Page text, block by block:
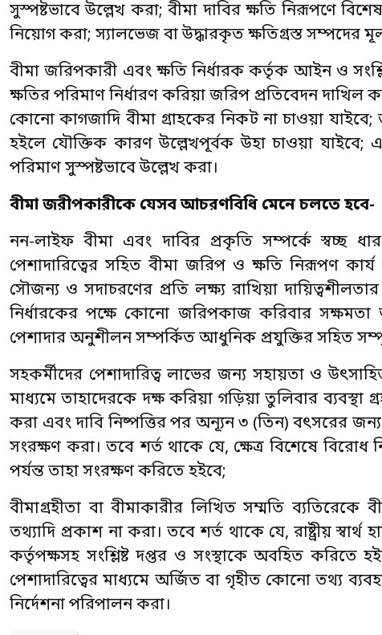
সুস্পষ্টভাবে উল্লেখ করা; বীমা দাবির ক্ষতি নিরূপণে
নিয়োগ করা; স্যালভেজ বা উদ্ধারকৃত ক্ষতিগ্রস্ত সম্পদের
বীমা জরিপকারী এবং ক্ষতি নির্ধারক কর্তৃক আইন ও
ক্ষতির পরিমাণ নির্ধারণ করিয়া জরিপ প্রতিবেদন দাখিল
কোনো কাগজাদি বীমা গ্রাহকের নিকট না চাওয়া
হইলে যৌক্তিক কারণ উল্লেখপূর্বক উহা চাওয়া যাইবে;
পরিমাণ সুস্পষ্টভাবে উল্লেখ করা।
বীমা জরীপকারীকে যেসব আচরণবিধি মেনে চলতে হবে-
নন-লাইফ বীমা এবং দাবির প্রকৃতি সম্পর্কে স্বচ্ছ
পেশাদারিত্বের সহিত বীমা জরিপ ও ক্ষতি নিরূপণ কার্য
সৌজন্য ও সদাচরণের প্রতি লক্ষ্য রাখিয়া
নির্ধারকের পক্ষে কোনো জরিপকাজ করিবার সক্ষমতা
পেশাদার অনুশীলন সম্পর্কিত আধুনিক প্রযুক্তির সহিত
সহকর্মীদের পেশাদারিত্ব লাভের জন্য সহায়তা ও
মাধ্যমে তাহাদেরকে দক্ষ করিয়া গড়িয়া তুলিবার
করা এবং দাবি নিষ্পত্তির পর অন্যূন ৩ (তিন) বৎসরের
সংরক্ষণ করা। তবে শর্ত থাকে যে, ক্ষেত্র বিশেষে বিরোধ
পর্যন্ত তাহা সংরক্ষণ করিতে হইবে;
বীমাগ্রহীতা বা বীমাকারীর লিখিত সম্মতি
তথ্যাদি প্রকাশ না করা। তবে শর্ত থাকে যে, রাষ্ট্রীয়
কর্তৃপক্ষসহ সংশ্লিষ্ট দপ্তর ও সংস্থাকে অবহিত
পেশাদারিত্বের মাধ্যমে অর্জিত বা গৃহীত কোনো তথ্য
নির্দেশনা পরিপালন করা।